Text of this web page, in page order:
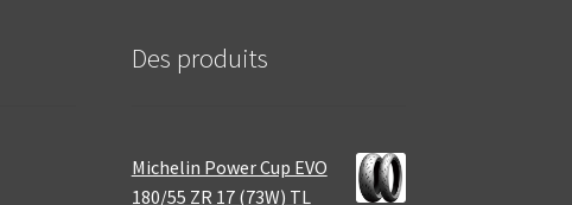
Des produits
Michelin Power Cup EVO
180/55 ZR 17 (73W) TL